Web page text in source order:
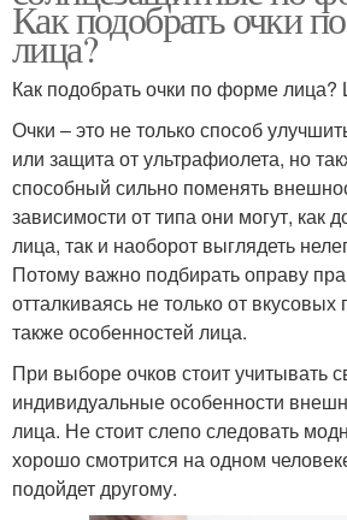
Как подобрать очки
лица?
Как подобрать очки по форме лица?
Очки – это не только способ
или защита от ультрафиолета, но
способный сильно поменять
зависимости от типа они могут, как
лица, так и наоборот выглядеть
Потому важно подбирать оправу
отталкиваясь не только от
также особенностей лица.
При выборе очков стоит учитывать
индивидуальные особенности
лица. Не стоит слепо следовать
хорошо смотрится на одном
подойдет другому.